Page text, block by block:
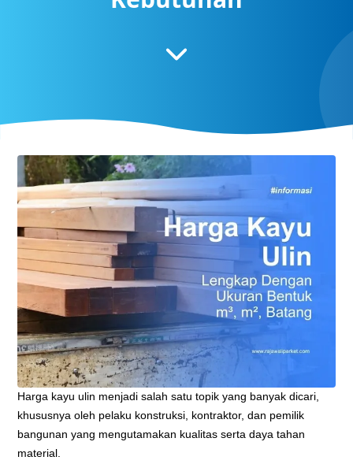
Harga kayu ulin menjadi salah satu topik yang banyak dicari,
khususnya oleh pelaku konstruksi, kontraktor, dan pemilik
bangunan yang mengutamakan kualitas serta daya tahan
material.